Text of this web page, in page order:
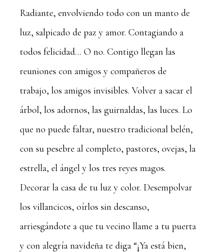
Radiante, envolviendo todo con un manto de
luz, salpicado de paz y amor. Contagiando a
todos felicidad… O no. Contigo llegan las
reuniones con amigos y compañeros de
trabajo, los amigos invisibles. Volver a sacar el
árbol, los adornos, las guirnaldas, las luces. Lo
que no puede faltar, nuestro tradicional belén,
con su pesebre al completo, pastores, ovejas, la
estrella, el ángel y los tres reyes magos.
Decorar la casa de tu luz y color. Desempolvar
los villancicos, oírlos sin descanso,
arriesgándote a que tu vecino llame a tu puerta
y con alegría navideña te diga “¡Ya está bien,